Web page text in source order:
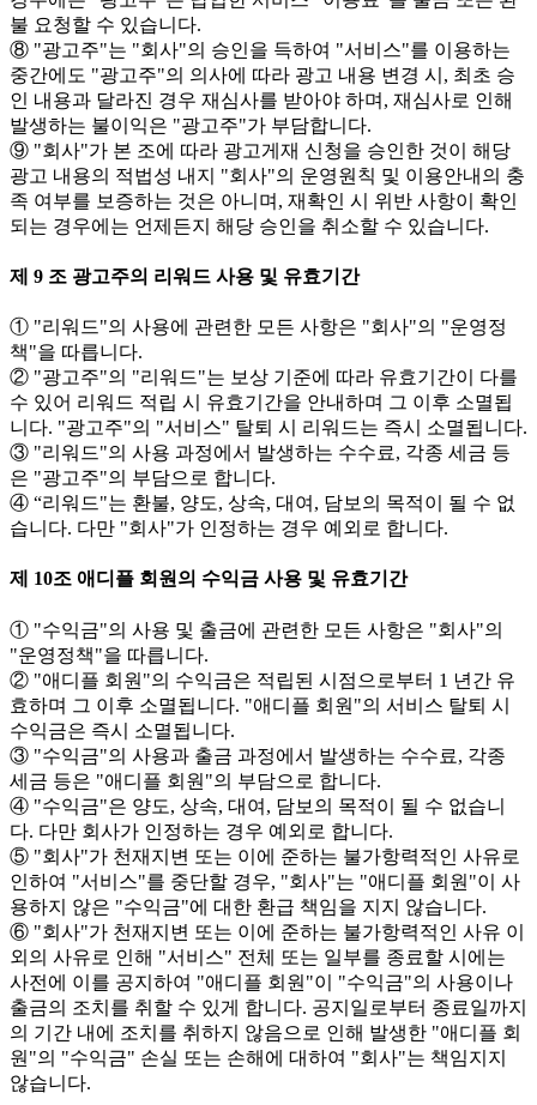
불 요청할 수 있습니다.
⑧ "광고주"는 "회사"의 승인을 득하여 "서비스"를 이용하는
중간에도 "광고주"의 의사에 따라 광고 내용 변경 시, 최초 승
인 내용과 달라진 경우 재심사를 받아야 하며, 재심사로 인해
발생하는 불이익은 "광고주"가 부담합니다.
⑨ "회사"가 본 조에 따라 광고게재 신청을 승인한 것이 해당
광고 내용의 적법성 내지 "회사"의 운영원칙 및 이용안내의 충
족 여부를 보증하는 것은 아니며, 재확인 시 위반 사항이 확인
되는 경우에는 언제든지 해당 승인을 취소할 수 있습니다.
제 9 조 광고주의 리워드 사용 및 유효기간
① "리워드"의 사용에 관련한 모든 사항은 "회사"의 "운영정
책"을 따릅니다.
② "광고주"의 "리워드"는 보상 기준에 따라 유효기간이 다를
수 있어 리워드 적립 시 유효기간을 안내하며 그 이후 소멸됩
니다. "광고주"의 "서비스" 탈퇴 시 리워드는 즉시 소멸됩니다.
③ "리워드"의 사용 과정에서 발생하는 수수료, 각종 세금 등
은 "광고주"의 부담으로 합니다.
④ “리워드"는 환불, 양도, 상속, 대여, 담보의 목적이 될 수 없
습니다. 다만 "회사"가 인정하는 경우 예외로 합니다.
제 10조 애디플 회원의 수익금 사용 및 유효기간
① "수익금"의 사용 및 출금에 관련한 모든 사항은 "회사"의
"운영정책"을 따릅니다.
② "애디플 회원"의 수익금은 적립된 시점으로부터 1 년간 유
효하며 그 이후 소멸됩니다. "애디플 회원"의 서비스 탈퇴 시
수익금은 즉시 소멸됩니다.
③ "수익금"의 사용과 출금 과정에서 발생하는 수수료, 각종
세금 등은 "애디플 회원"의 부담으로 합니다.
④ "수익금"은 양도, 상속, 대여, 담보의 목적이 될 수 없습니
다. 다만 회사가 인정하는 경우 예외로 합니다.
⑤ "회사"가 천재지변 또는 이에 준하는 불가항력적인 사유로
인하여 "서비스"를 중단할 경우, "회사"는 "애디플 회원"이 사
용하지 않은 "수익금"에 대한 환급 책임을 지지 않습니다.
⑥ "회사"가 천재지변 또는 이에 준하는 불가항력적인 사유 이
외의 사유로 인해 "서비스" 전체 또는 일부를 종료할 시에는
사전에 이를 공지하여 "애디플 회원"이 "수익금"의 사용이나
출금의 조치를 취할 수 있게 합니다. 공지일로부터 종료일까지
의 기간 내에 조치를 취하지 않음으로 인해 발생한 "애디플 회
원"의 "수익금" 손실 또는 손해에 대하여 "회사"는 책임지지
않습니다.